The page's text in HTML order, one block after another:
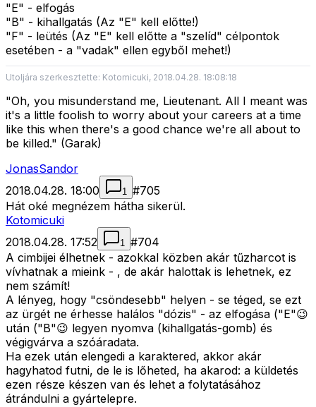
"E" - elfogás
"B" - kihallgatás (Az "E" kell előtte!)
"F" - leütés (Az "E" kell előtte a "szelíd" célpontok
esetében - a "vadak" ellen egyből mehet!)
Utoljára szerkesztette: Kotomicuki, 2018.04.28. 18:08:18
"Oh, you misunderstand me, Lieutenant. All I meant was
it's a little foolish to worry about your careers at a time
like this when there's a good chance we're all about to
be killed." (Garak)
JonasSandor
2018.04.28. 18:00
1 #705
Hát oké megnézem hátha sikerül.
Kotomicuki
2018.04.28. 17:52
1 #704
A cimbijei élhetnek - azokkal közben akár tűzharcot is
vívhatnak a mieink - , de akár halottak is lehetnek, ez
nem számít!
A lényeg, hogy "csöndesebb" helyen - se téged, se ezt
az ürgét ne érhesse halálos "dózis" - az elfogása ("E"😉
után ("B"😉 legyen nyomva (kihallgatás-gomb) és
végigvárva a szóáradata.
Ha ezek után elengedi a karaktered, akkor akár
hagyhatod futni, de le is lőheted, ha akarod: a küldetés
ezen része készen van és lehet a folytatásához
átrándulni a gyártelepre.